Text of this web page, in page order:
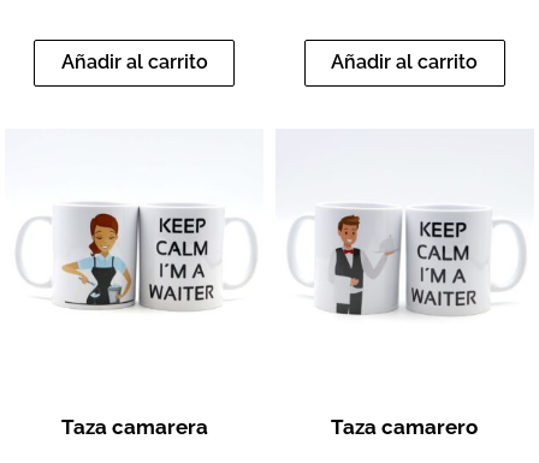
Añadir al carrito Añadir al carrito
Taza camarera Taza camarero